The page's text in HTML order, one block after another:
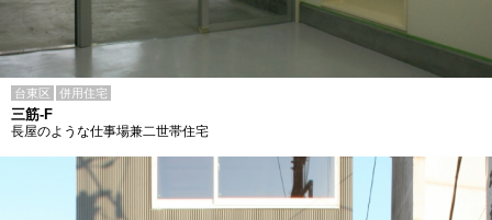
台東区 併用住宅
三筋-F
長屋のような仕事場兼二世帯住宅